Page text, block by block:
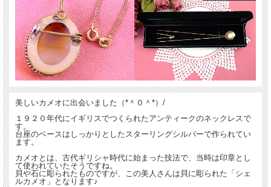
美しいカメオに出会いました（*＾０＾*）/
１９２０年代にイギリスでつくられたアンティークのネックレスで
す。
台座のベースはしっかりとしたスターリングシルバーで作られてい
ます。
カメオとは、古代ギリシャ時代に始まった技法で、当時は印章とし
て使われていたそうですね。
貝や石に彫られたものですが、この美人さんは貝に彫られた「シェ
ルカメオ」となります♪